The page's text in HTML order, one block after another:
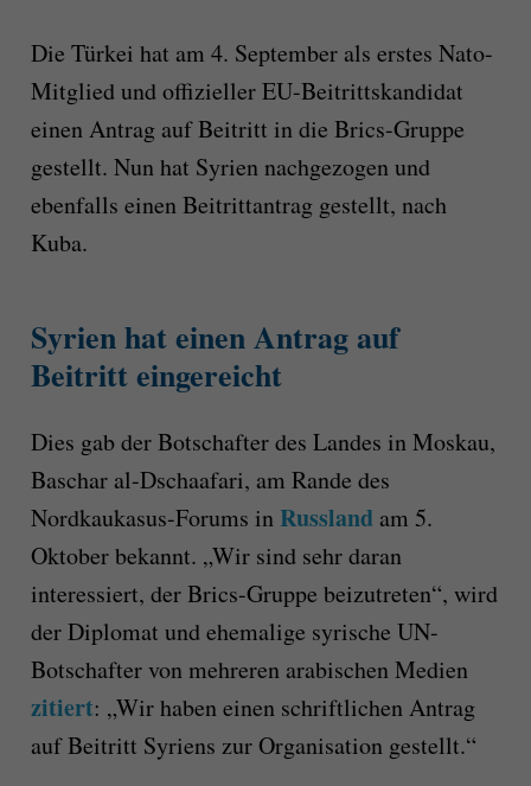
Die Türkei hat am 4. September als erstes Nato-
Mitglied und offizieller EU-Beitrittskandidat
einen Antrag auf Beitritt in die Brics-Gruppe
gestellt. Nun hat Syrien nachgezogen und
ebenfalls einen Beitrittantrag gestellt, nach
Kuba.
Syrien hat einen Antrag auf
Beitritt eingereicht
Dies gab der Botschafter des Landes in Moskau,
Baschar al-Dschaafari, am Rande des
Nordkaukasus-Forums inRusslandam 5.
Oktober bekannt. „Wir sind sehr daran
interessiert, der Brics-Gruppe beizutreten“, wird
der Diplomat und ehemalige syrische UN-
Botschafter von mehreren arabischen Medien
zitiert: „Wir haben einen schriftlichen Antrag
auf Beitritt Syriens zur Organisation gestellt.“